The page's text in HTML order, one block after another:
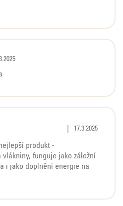
produktu je 5 z 5 hvězdiček.
Hodnocení
17.3.2025
produkt -
funguje jako záložní
i jako doplnění energie na